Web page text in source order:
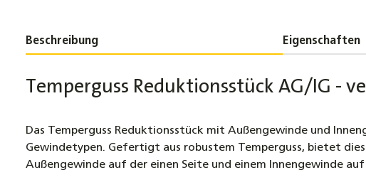
Beschreibung Eigenschaften
Temperguss Reduktionsstück AG/IG -
Das Temperguss Reduktionsstück mit Außengewinde und
Gewindetypen. Gefertigt aus robustem Temperguss, bietet
Außengewinde auf der einen Seite und einem Innengewinde